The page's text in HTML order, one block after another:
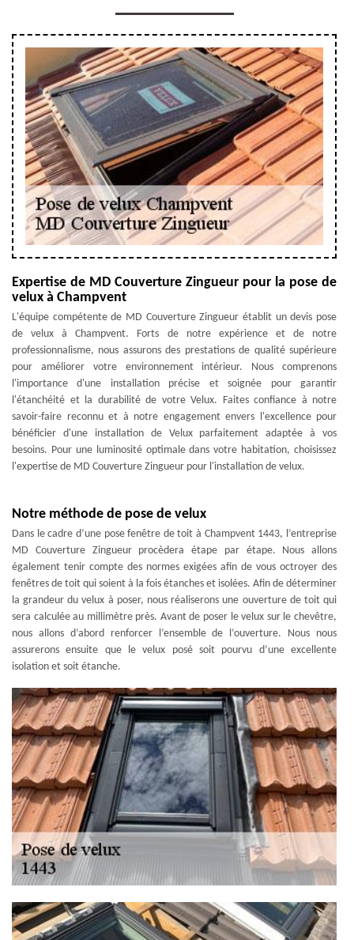
Expertise de MD Couverture Zingueur pour la pose de
velux à Champvent
L'équipe compétente de MD Couverture Zingueur établit un devis pose
de velux à Champvent. Forts de notre expérience et de notre
professionnalisme, nous assurons des prestations de qualité supérieure
pour améliorer votre environnement intérieur. Nous comprenons
l'importance d'une installation précise et soignée pour garantir
l'étanchéité et la durabilité de votre Velux. Faites confiance à notre
savoir-faire reconnu et à notre engagement envers l'excellence pour
bénéficier d'une installation de Velux parfaitement adaptée à vos
besoins. Pour une luminosité optimale dans votre habitation, choisissez
l'expertise de MD Couverture Zingueur pour l'installation de velux.
Notre méthode de pose de velux
Dans le cadre d’une pose fenêtre de toit à Champvent 1443, l’entreprise
MD Couverture Zingueur procèdera étape par étape. Nous allons
également tenir compte des normes exigées afin de vous octroyer des
fenêtres de toit qui soient à la fois étanches et isolées. Afin de déterminer
la grandeur du velux à poser, nous réaliserons une ouverture de toit qui
sera calculée au millimètre près. Avant de poser le velux sur le chevêtre,
nous allons d’abord renforcer l’ensemble de l’ouverture. Nous nous
assurerons ensuite que le velux posé soit pourvu d’une excellente
isolation et soit étanche.